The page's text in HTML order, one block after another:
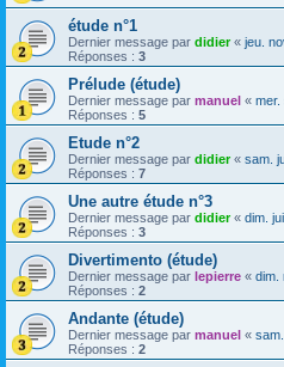
étude n°1
Dernier message par didier« jeu.
Réponses : 3
Prélude (étude)
Dernier message par manuel « mer.
Réponses : 5
Etude n°2
Dernier message par didier« sam.
Réponses : 7
Une autre étude n°3
Dernier message par didier« dim.
Réponses : 3
Divertimento (étude)
Dernier message par lepierre « dim.
Réponses : 2
Andante (étude)
Dernier message par manuel «
Réponses : 2